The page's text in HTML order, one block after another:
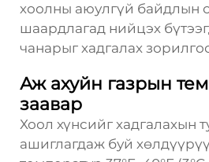
хоолны аюулгүй байдлын
шаардлагад нийцэх
чанарыг хадгалах
Аж ахуйн газрын
заавар
Хоол хүнсийг хадгалахын
ашиглагдаж буй